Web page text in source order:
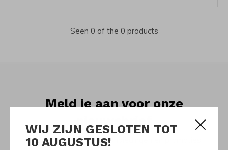
WIJ ZIJN GESLOTEN TOT
10 AUGUSTUS!
Seen 0 of the 0 products
Meld je aan voor onze
Ontvang de nieuwste aanbiedingen en promoties